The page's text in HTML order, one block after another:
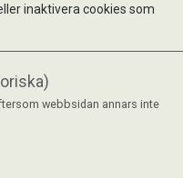
inaktivera cookies som
webbsidan annars inte